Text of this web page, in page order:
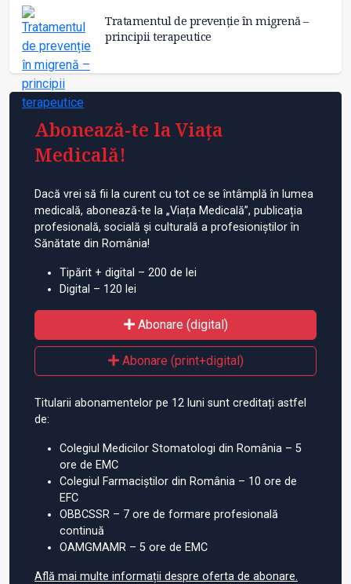
Tratamentul de prevenție în migrenă –
principii terapeutice
Abonează-te la Viața
Medicală!
Dacă vrei să fii la curent cu tot ce se întâmplă în lumea
medicală, abonează-te la „Viața Medicală”, publicația
profesională, socială și culturală a profesioniștilor în
Sănătate din România!
Tipărit + digital – 200 de lei
Digital – 120 lei
Abonare (digital)
Abonare (print+digital)
Titularii abonamentelor pe 12 luni sunt creditați astfel
de:
Colegiul Medicilor Stomatologi din România – 5
ore de EMC
Colegiul Farmaciștilor din România – 10 ore de
EFC
OBBCSSR – 7 ore de formare profesională
continuă
OAMGMAMR – 5 ore de EMC
Află mai multe informații despre oferta de abonare.